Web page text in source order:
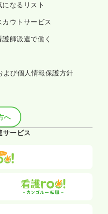
になるリスト
カウトサービス
護師派遣で働く
よび個人情報保護方針
へ
ービス